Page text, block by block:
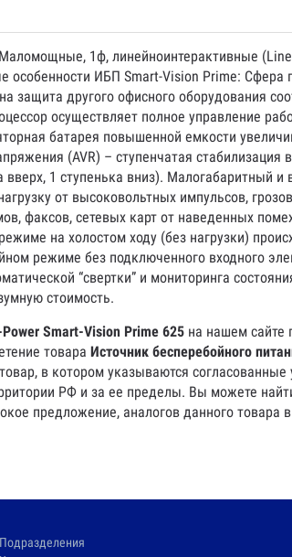
1ф, линейноинтерактивные
особенности ИБП Smart-Vision Prime: Сфера
защита другого офисного оборудования
осуществляет полное управление
батарея повышенной емкости
(AVR) – ступенчатая стабилизация
1 ступенька вниз). Малогабаритный
от высоковольтных импульсов,
факсов, сетевых карт от наведенных
на холостом ходу (без нагрузки)
режиме без подключенного входного
“свертки” и мониторинга
стоимость.
Smart-Vision Prime 625 на нашем сайте
товара Источник бесперебойного
в котором указываются согласованные
РФ и за ее пределы. Вы можете
предложение, аналогов данного товара в
Подразделения